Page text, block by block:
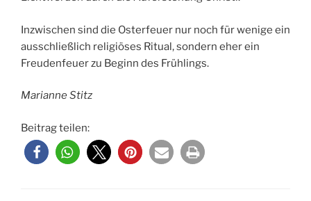
Inzwischen sind die Osterfeuer nur noch für wenige ein
ausschließlich religiöses Ritual, sondern eher ein
Freudenfeuer zu Beginn des Frühlings.
Marianne Stitz
Beitrag teilen: